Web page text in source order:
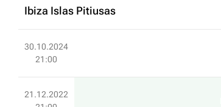
Ibiza Islas Pitiusas
30.10.2024
21:00
21.12.2022